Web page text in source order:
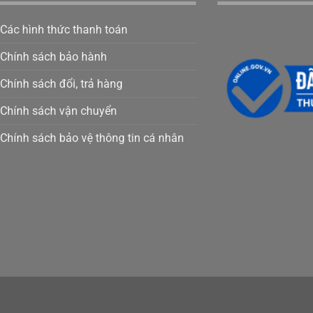
Các hình thức thanh toán
Chính sách bảo hành
Chính sách đổi, trả hàng
Chính sách vận chuyển
Chính sách bảo vệ thông tin cá nhân